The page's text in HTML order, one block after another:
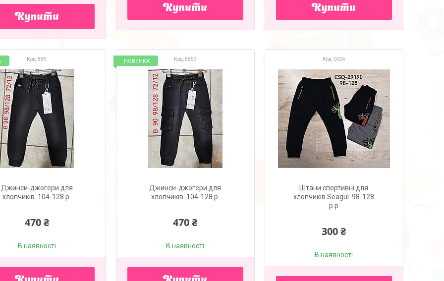
Купити
Купити Купити
885
Джинси-джогери для
хлопчиків. 104-128 р.
470 ₴
В наявності
8859
НОВИНКА
Джинси-джогери для
хлопчиків. 104-128 р.
470 ₴
В наявності
0004
Штани спортивні для
хлопчиків Seagul. 98-128
р.р
300 ₴
В наявності